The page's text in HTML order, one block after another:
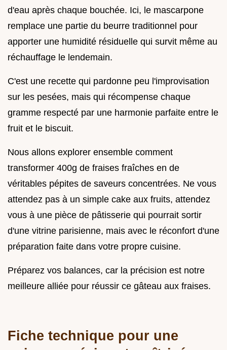
d'eau après chaque bouchée. Ici, le mascarpone
remplace une partie du beurre traditionnel pour
apporter une humidité résiduelle qui survit même au
réchauffage le lendemain.
C'est une recette qui pardonne peu l'improvisation
sur les pesées, mais qui récompense chaque
gramme respecté par une harmonie parfaite entre le
fruit et le biscuit.
Nous allons explorer ensemble comment
transformer 400g de fraises fraîches en de
véritables pépites de saveurs concentrées. Ne vous
attendez pas à un simple cake aux fruits, attendez
vous à une pièce de pâtisserie qui pourrait sortir
d'une vitrine parisienne, mais avec le réconfort d'une
préparation faite dans votre propre cuisine.
Préparez vos balances, car la précision est notre
meilleure alliée pour réussir ce gâteau aux fraises.
Fiche technique pour une